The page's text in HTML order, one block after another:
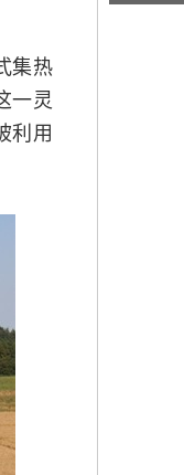
集热
一灵
利用